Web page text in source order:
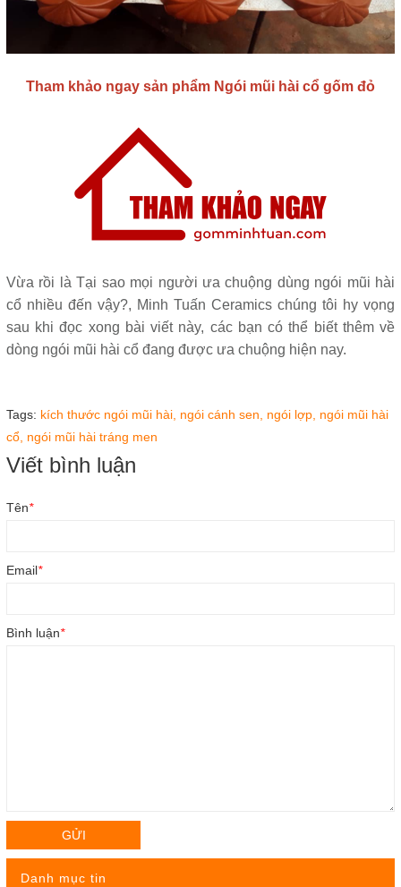
Tham khảo ngay sản phẩm Ngói mũi hài cổ gốm đỏ
Vừa rồi là Tại sao mọi người ưa chuộng dùng ngói mũi hài
cổ nhiều đến vậy?, Minh Tuấn Ceramics chúng tôi hy vọng
sau khi đọc xong bài viết này, các bạn có thể biết thêm về
dòng ngói mũi hài cổ đang được ưa chuộng hiện nay.
Tags: kích thước ngói mũi hài, ngói cánh sen, ngói lợp, ngói mũi hài
cổ, ngói mũi hài tráng men
Viết bình luận
Tên*
Email*
Bình luận*
GỬI
Danh mục tin